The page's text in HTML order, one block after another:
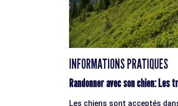
INFORMATIONS PRATIQUES
Randonner avec son chien:
Les chiens sont acceptés